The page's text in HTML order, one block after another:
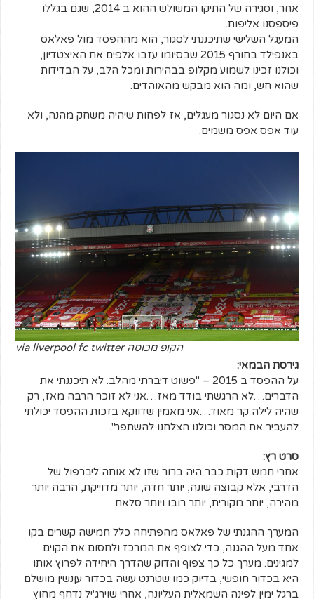
אחר, וסגירה של התיקו המשולש ההוא ב 2014, שגם בגללו
פיספסנו אליפות.
המעגל השלישי שתיכננתי לסגור, הוא מההפסד מול פאלאס
באנפילד בחורף 2015 שבסיומו עזבו אלפים את האיצטדיון,
וכולנו זכינו לשמוע מקלופ בבהירות ומכל הלב, על הבדידות
שהוא חש, ומה הוא מבקש מהאוהדים.
אם היום לא נסגור מעגלים, אז לפחות שיהיה משחק מהנה, ולא
עוד אפס אפס משמים.
הקופ מכוסה via liverpool fc twitter
גירסת הבמאי:
על ההפסד ב 2015 – "פשוט דיברתי מהלב. לא תיכננתי את
הדברים…לא הרגשתי בודד מאז…אני לא זוכר הרבה מאז, רק
שהיה לילה קר מאוד…אני מאמין שדווקא בזכות ההפסד יכולתי
להעביר את המסר וכולנו הצלחנו להשתפר".
סרט רץ:
אחרי חמש דקות כבר היה ברור שזו לא אותה ליברפול של
הדרבי, אלא קבוצה שונה, יותר חדה, יותר מדוייקת, הרבה יותר
מהירה, יותר מקורית, יותר רובו ויותר סלאח.
המערך ההגנתי של פאלאס מהפתיחה כלל חמישה קשרים בקו
אחד מעל ההגנה, כדי לצופף את המרכז ולחסום את הקוים
למגינים. מערך כל כך צפוף והדוק שהדרך היחידה לפרוץ אותו
היא בכדור חופשי, בדיוק כמו שטרנט עשה בכדור עןנשין מושלם
ברגל ימין לפינה השמאלית העליונה, אחרי שוירג'יל נדחף מחוץ